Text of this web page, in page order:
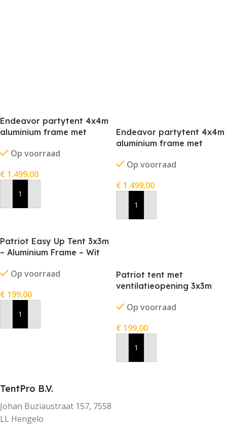
Endeavor partytent 4x4m
aluminium frame met
Op voorraad
€ 1.499,00
In Winkelwagen
Endeavor partytent 4x4m
aluminium frame met
Op voorraad
€ 1.499,00
In Winkelwagen
Patriot Easy Up Tent 3x3m
– Aluminium Frame – Wit
Op voorraad
€ 199,00
In Winkelwagen
Patriot tent met
ventilatieopening 3x3m
Op voorraad
€ 199,00
In Winkelwagen
TentPro B.V.
Johan Buziaustraat 157, 7558
LL Hengelo